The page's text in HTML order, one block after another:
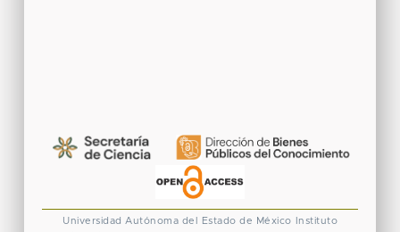
Universidad Autónoma del Estado de México
Instituto